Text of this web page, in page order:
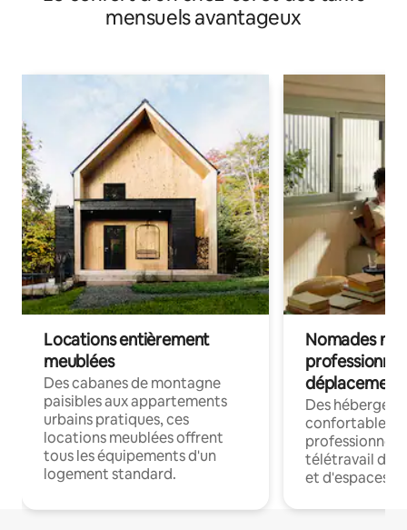
mensuels avantageux
Locations entièrement
meublées
Des cabanes de montagne
paisibles aux appartements
urbains pratiques, ces
locations meublées offrent
tous les équipements d'un
logement standard.
Nomades
déplacement
Des
confortables
professionnels
télétravail
et d'espaces